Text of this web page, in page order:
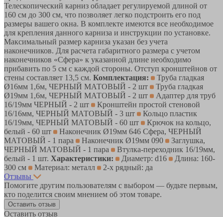
Телескопический карниз обладает регулируемой длиной от
160 см до 300 см, что позволяет легко подстроить его под
размеры вашего окна. В комплекте имеются все необходимое
для крепления данного карниза и инструкции по установке.
Максимальный размер карниза указан без учета
наконечников. Для расчета габаритного размера с учетом
наконечников «Сфера» к указанной длине необходимо
прибавить по 5 см с каждой стороны. Отступ кронштейнов от
стены составляет 13,5 см. Комплектация:
Труба гладкая
Ø16мм 1,6м, ЧЕРНЫЙ МАТОВЫЙ - 2 шт
Труба гладкая
Ø19мм 1,6м, ЧЕРНЫЙ МАТОВЫЙ - 2 шт
Адаптер для труб
16/19мм ЧЕРНЫЙ - 2 шт
Кронштейн простой стеновой
16/16мм, ЧЕРНЫЙ МАТОВЫЙ - 3 шт
Кольцо пластик
16/19мм, ЧЕРНЫЙ МАТОВЫЙ - 60 шт
Крючок на кольцо,
белый - 60 шт
Наконечник Ø19мм 646 Сфера, ЧЕРНЫЙ
МАТОВЫЙ - 1 пара
Наконечник Ø19мм 090
Заглушка,
ЧЕРНЫЙ МАТОВЫЙ - 1 пара
Втулка-переходник 16/19мм,
белый - 1 шт. Характеристики: Диаметр: d16
Длина: 160-
300 см
Материал: металл
2-х рядный: да
Отзывы
Помогите другим пользователям с выбором — будьте первым,
кто поделится своим мнением об этом товаре.
Оставить отзыв
Оставить отзыв